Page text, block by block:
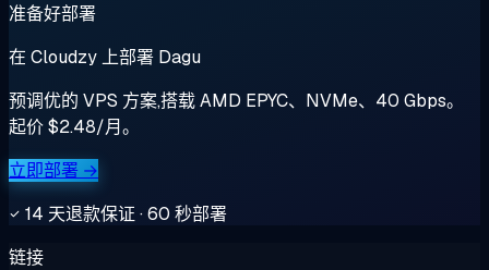
准备好部署
在 Cloudzy 上部署 Dagu
预调优的 VPS 方案,搭载 AMD EPYC、NVMe、40 Gbps。
起价 $2.48/月。
立即部署 →
14 天退款保证 · 60 秒部署
链接